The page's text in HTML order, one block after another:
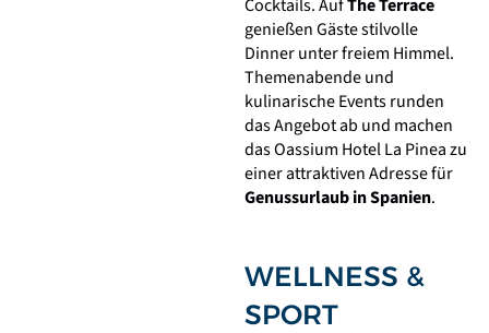
Cocktails. AufThe Terrace
genießen Gäste stilvolle
Dinner unter freiem Himmel.
Themenabende und
kulinarische Events runden
das Angebot ab und machen
das Oassium Hotel La Pinea zu
einer attraktiven Adresse für
Genussurlaub in Spanien.
WELLNESS &
SPORT